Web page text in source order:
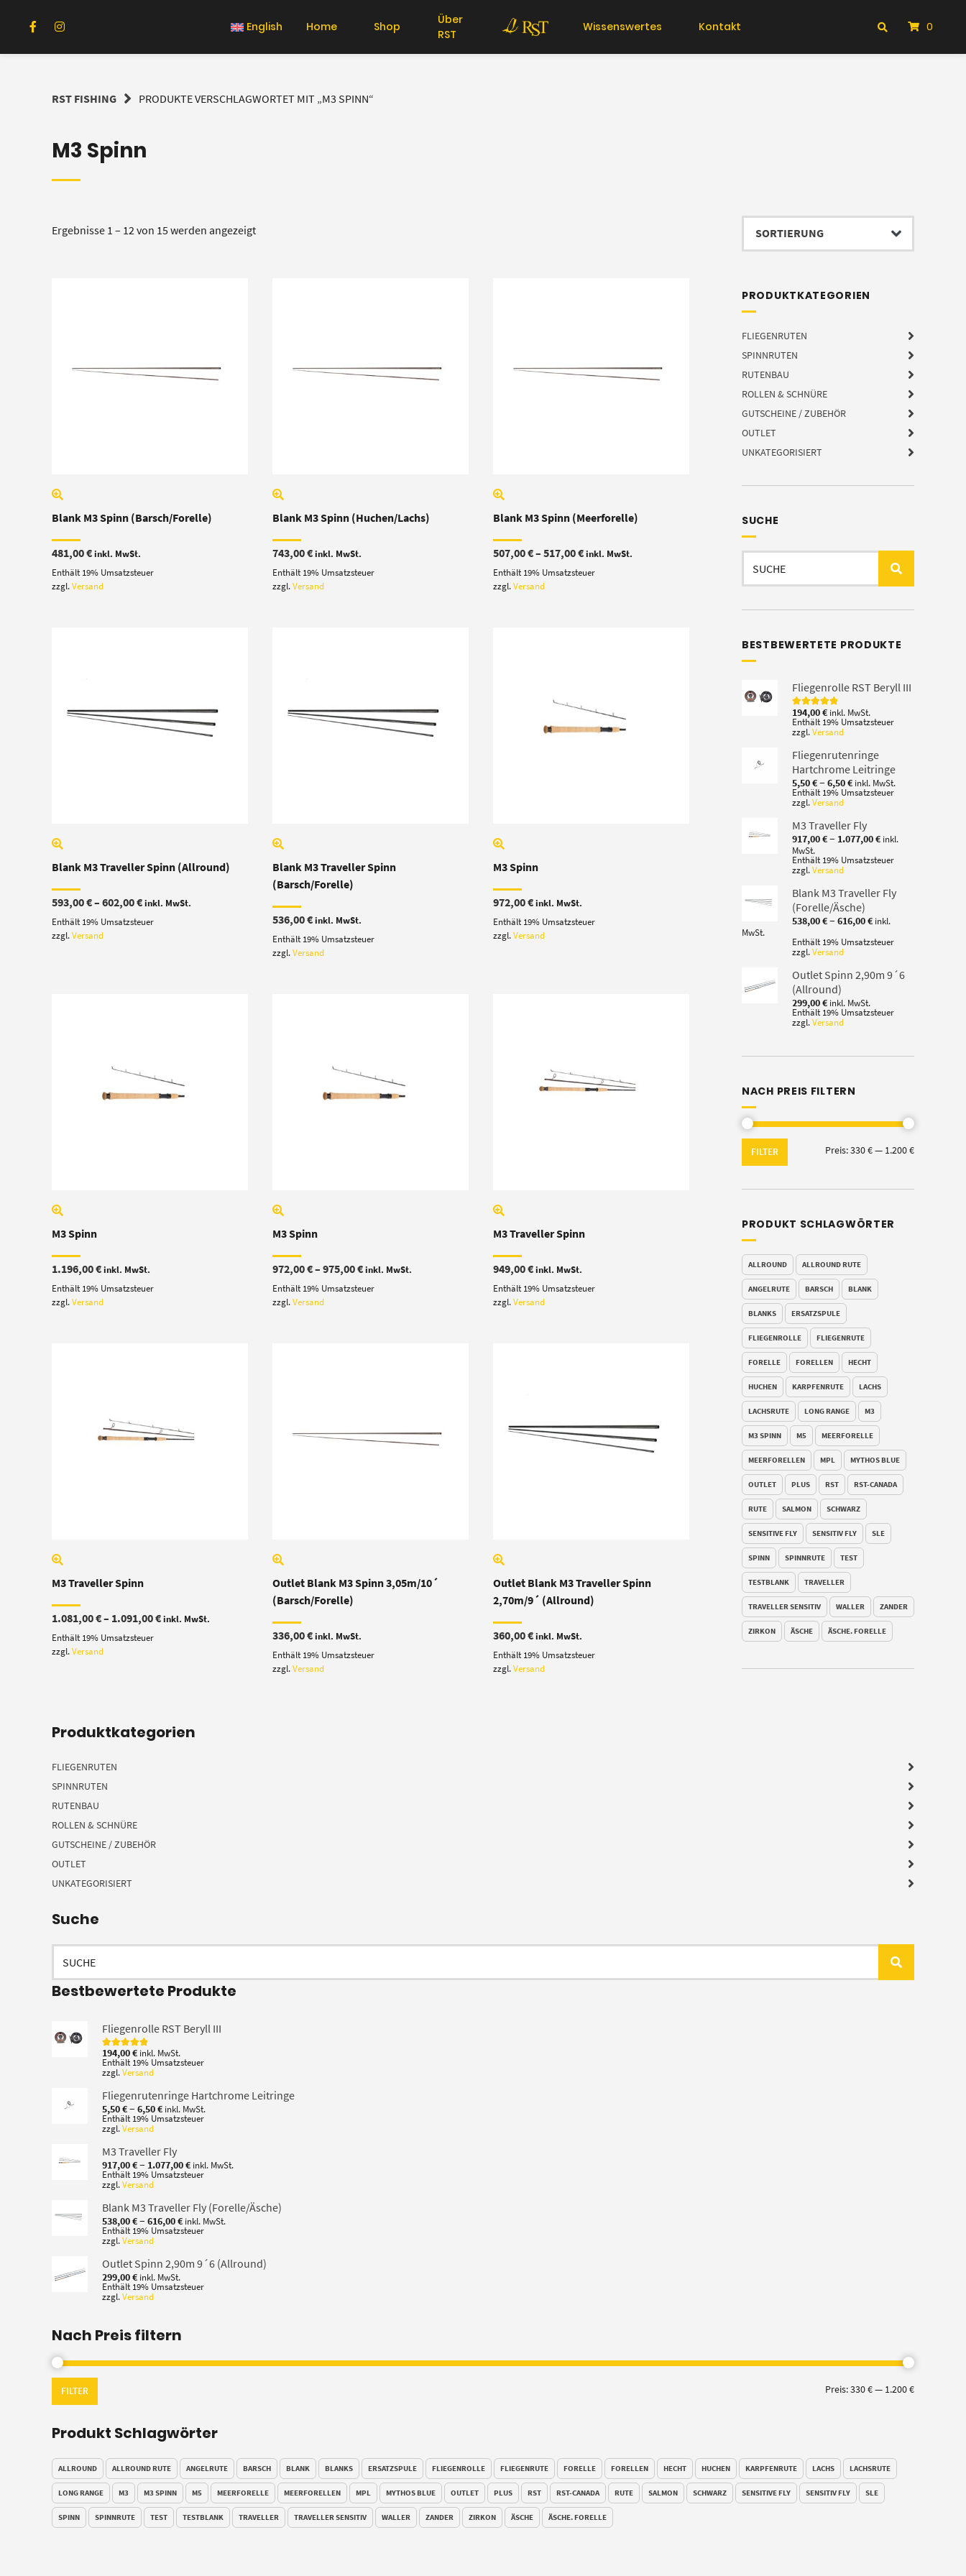
English Home Shop
Über
RST
Wissenswertes Kontakt 0
RST FISHING PRODUKTE VERSCHLAGWORTET MIT „M3 SPINN“
M3 Spinn
Ergebnisse 1 – 12 von 15 werden angezeigt
Blank M3 Spinn (Barsch/Forelle)
481,00€inkl. MwSt.
Enthält 19% Umsatzsteuer
zzgl.Versand
Blank M3 Spinn (Huchen/Lachs)
743,00€ inkl. MwSt.
Enthält 19% Umsatzsteuer
zzgl.Versand
Blank M3 Spinn (Meerforelle)
507,00€– 517,00€Preisspanne:
bis
inkl. MwSt.
Enthält 19% Umsatzsteuer
zzgl.Versand
Blank M3 Traveller Spinn (Allround)
593,00€– 602,00€Preisspanne:
bis
inkl. MwSt.
Enthält 19% Umsatzsteuer
zzgl.Versand
Blank M3 Traveller Spinn
(Barsch/Forelle)
536,00€ inkl. MwSt.
Enthält 19% Umsatzsteuer
zzgl.Versand
M3 Spinn
972,00€ inkl. MwSt.
Enthält 19% Umsatzsteuer
zzgl.Versand
M3 Spinn
1.196,00€inkl. MwSt.
Enthält 19% Umsatzsteuer
zzgl.Versand
M3 Spinn
972,00€– 975,00€Preisspanne:
bis
inkl. MwSt.
Enthält 19% Umsatzsteuer
zzgl.Versand
M3 Traveller Spinn
949,00€ inkl. MwSt.
Enthält 19% Umsatzsteuer
zzgl.Versand
M3 Traveller Spinn
1.081,00€– 1.091,00€Preisspanne:
inkl. MwSt.
Enthält 19% Umsatzsteuer
zzgl.Versand
Outlet Blank M3 Spinn 3,05m/10´
(Barsch/Forelle)
336,00€ inkl. MwSt.
Enthält 19% Umsatzsteuer
zzgl.Versand
Outlet Blank M3 Traveller Spinn
2,70m/9´ (Allround)
360,00€ inkl. MwSt.
Enthält 19% Umsatzsteuer
zzgl.Versand
PRODUKTKATEGORIEN
FLIEGENRUTEN
SPINNRUTEN
RUTENBAU
ROLLEN & SCHNÜRE
GUTSCHEINE / ZUBEHÖR
OUTLET
UNKATEGORISIERT
SUCHE
nach:
BESTBEWERTETE PRODUKTE
Fliegenrolle RST Beryll III
Bewertet mit
5.00von 5
194,00€ inkl. MwSt.
Enthält 19% Umsatzsteuer
zzgl.Versand
Fliegenrutenringe
Hartchrome Leitringe
5,50€– 6,50€Preisspanne:
5,50 €
inkl. MwSt.
Enthält 19% Umsatzsteuer
zzgl.Versand
M3 Traveller Fly
917,00€– 1.077,00€Preisspanne:
bis
inkl.
MwSt.
Enthält 19% Umsatzsteuer
zzgl.Versand
Blank M3 Traveller Fly
(Forelle/Äsche)
538,00€– 616,00€Preisspanne:
bis
inkl.
MwSt.
Enthält 19% Umsatzsteuer
zzgl.Versand
Outlet Spinn 2,90m 9´6
(Allround)
299,00€ inkl. MwSt.
Enthält 19% Umsatzsteuer
zzgl.Versand
NACH PREIS FILTERN
Min.
Max.
FILTER Preis:330 €— 1.200 €
PRODUKT SCHLAGWÖRTER
ALLROUND ALLROUND RUTE
ANGELRUTE BARSCH BLANK
BLANKS ERSATZSPULE
FLIEGENROLLE FLIEGENRUTE
FORELLE FORELLEN HECHT
HUCHEN KARPFENRUTE LACHS
LACHSRUTE LONG RANGE M3
M3 SPINN M5 MEERFORELLE
MEERFORELLEN MPL MYTHOS BLUE
OUTLET PLUS RST RST-CANADA
RUTE SALMON SCHWARZ
SENSITIVE FLY SENSITIV FLY SLE
SPINN SPINNRUTE TEST
TESTBLANK TRAVELLER
TRAVELLER SENSITIV WALLER ZANDER
ZIRKON ÄSCHE ÄSCHE. FORELLE
Produktkategorien
FLIEGENRUTEN
SPINNRUTEN
RUTENBAU
ROLLEN & SCHNÜRE
GUTSCHEINE / ZUBEHÖR
OUTLET
UNKATEGORISIERT
Suche
nach:
Bestbewertete Produkte
Fliegenrolle RST Beryll III
Bewertet mit
5.00von 5
194,00€ inkl. MwSt.
Enthält 19% Umsatzsteuer
zzgl.Versand
Fliegenrutenringe Hartchrome Leitringe
5,50€– 6,50€Preisspanne:
5,50 €
inkl. MwSt.
Enthält 19% Umsatzsteuer
zzgl.Versand
M3 Traveller Fly
917,00€– 1.077,00€Preisspanne:
917,00 €
inkl. MwSt.
Enthält 19% Umsatzsteuer
zzgl.Versand
Blank M3 Traveller Fly (Forelle/Äsche)
538,00€– 616,00€Preisspanne:
538,00 €
inkl. MwSt.
Enthält 19% Umsatzsteuer
zzgl.Versand
Outlet Spinn 2,90m 9´6 (Allround)
299,00€ inkl. MwSt.
Enthält 19% Umsatzsteuer
zzgl.Versand
Nach Preis filtern
Min.
Max.
FILTER Preis:330 €— 1.200 €
Produkt Schlagwörter
ALLROUND ALLROUND RUTE ANGELRUTE BARSCH BLANK BLANKS ERSATZSPULE FLIEGENROLLE FLIEGENRUTE FORELLE FORELLEN HECHT HUCHEN KARPFENRUTE LACHS LACHSRUTE
LONG RANGE M3 M3 SPINN M5 MEERFORELLE MEERFORELLEN MPL MYTHOS BLUE OUTLET PLUS RST RST-CANADA RUTE SALMON SCHWARZ SENSITIVE FLY SENSITIV FLY SLE
SPINN SPINNRUTE TEST TESTBLANK TRAVELLER TRAVELLER SENSITIV WALLER ZANDER ZIRKON ÄSCHE ÄSCHE. FORELLE